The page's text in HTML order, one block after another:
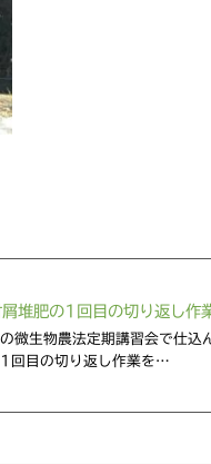
堆肥の1回目の切り返し作
微生物農法定期講習会で仕込
回目の切り返し作業を…